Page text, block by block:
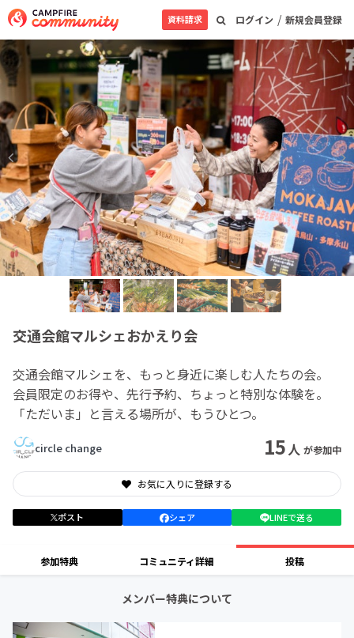
ログイン / 新規会員登録
資料請求
交通会館マルシェおかえり会
交通会館マルシェを、もっと身近に楽しむ人たちの会。
会員限定のお得や、先行予約、ちょっと特別な体験を。
「ただいま」と言える場所が、もうひとつ。
circle change 15人 が参加中
お気に入りに登録する
ポスト シェア LINEで送る
参加特典 コミュニティ詳細 投稿
メンバー特典について